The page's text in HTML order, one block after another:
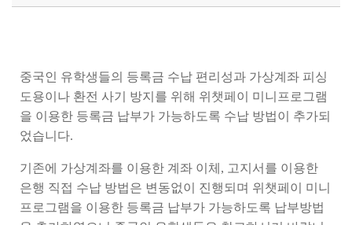
중국인 유학생들의 등록금 수납 편리성과 가상계좌 피싱
도용이나 환전 사기 방지를 위해 위챗페이 미니프로그램
을 이용한 등록금 납부가 가능하도록 수납 방법이 추가되
었습니다.
기존에 가상계좌를 이용한 계좌 이체, 고지서를 이용한
은행 직접 수납 방법은 변동없이 진행되며 위챗페이 미니
프로그램을 이용한 등록금 납부가 가능하도록 납부방법